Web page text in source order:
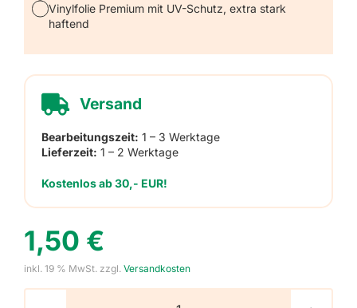
Vinylfolie Premium mit UV-Schutz, extra stark
haftend
Versand
Bearbeitungszeit: 1 – 3 Werktage
Lieferzeit: 1 – 2 Werktage
Kostenlos ab 30,- EUR!
1,50 €
inkl. 19 % MwSt. zzgl. Versandkosten